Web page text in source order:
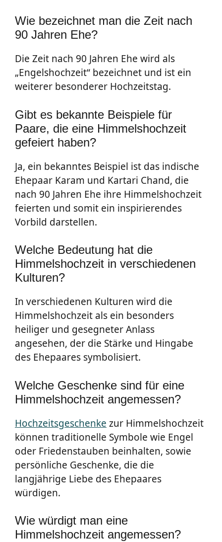
Wie bezeichnet man die Zeit nach
90 Jahren Ehe?
Die Zeit nach 90 Jahren Ehe wird als
„Engelshochzeit“ bezeichnet und ist ein
weiterer besonderer Hochzeitstag.
Gibt es bekannte Beispiele für
Paare, die eine Himmelshochzeit
gefeiert haben?
Ja, ein bekanntes Beispiel ist das indische
Ehepaar Karam und Kartari Chand, die
nach 90 Jahren Ehe ihre Himmelshochzeit
feierten und somit ein inspirierendes
Vorbild darstellen.
Welche Bedeutung hat die
Himmelshochzeit in verschiedenen
Kulturen?
In verschiedenen Kulturen wird die
Himmelshochzeit als ein besonders
heiliger und gesegneter Anlass
angesehen, der die Stärke und Hingabe
des Ehepaares symbolisiert.
Welche Geschenke sind für eine
Himmelshochzeit angemessen?
Hochzeitsgeschenke zur Himmelshochzeit
können traditionelle Symbole wie Engel
oder Friedenstauben beinhalten, sowie
persönliche Geschenke, die die
langjährige Liebe des Ehepaares
würdigen.
Wie würdigt man eine
Himmelshochzeit angemessen?